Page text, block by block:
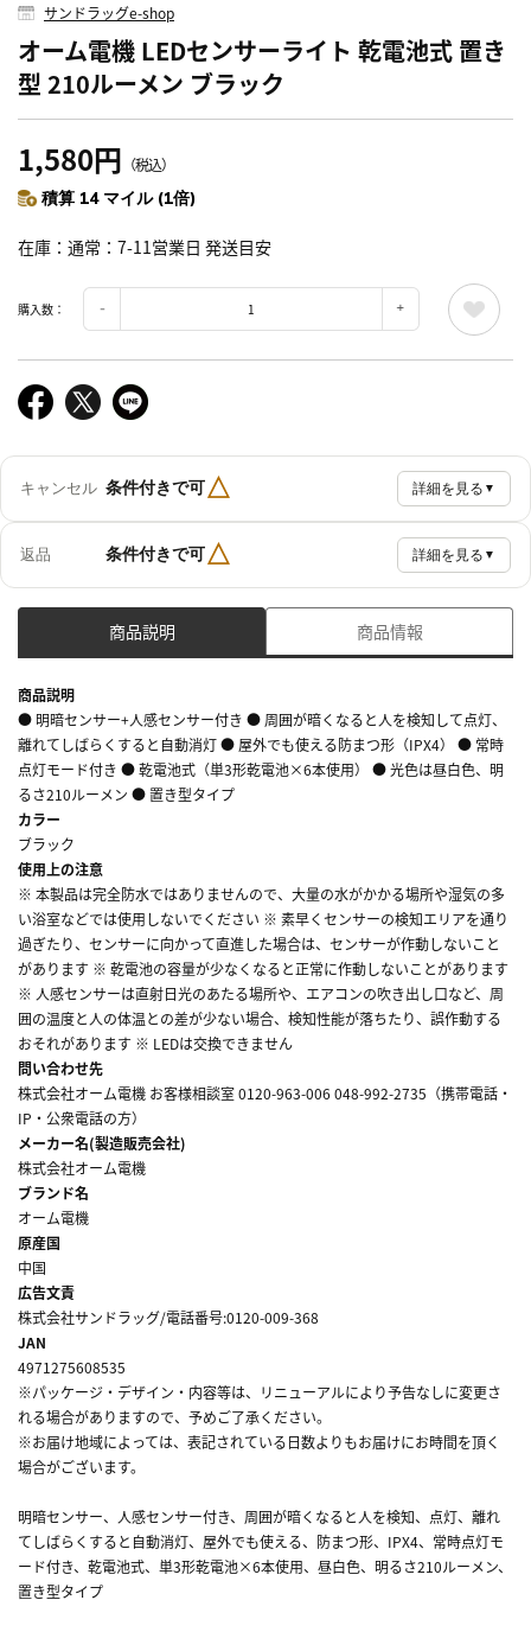
サンドラッグe-shop
オーム電機 LEDセンサーライト 乾電池式 置き
型 210ルーメン ブラック
1,580円 （税込）
積算 14 マイル (1倍)
在庫 通常：7-11営業日 発送目安
購入数：
キャンセル 条件付きで可△ 詳細を見る ▼
返品 条件付きで可△ 詳細を見る ▼
商品説明 商品情報
商品説明
● 明暗センサー+人感センサー付き ● 周囲が暗くなると人を検知して点灯、
離れてしばらくすると自動消灯 ● 屋外でも使える防まつ形（IPX4） ● 常時
点灯モード付き ● 乾電池式（単3形乾電池×6本使用） ● 光色は昼白色、明
るさ210ルーメン ● 置き型タイプ
カラー
ブラック
使用上の注意
※ 本製品は完全防水ではありませんので、大量の水がかかる場所や湿気の多
い浴室などでは使用しないでください ※ 素早くセンサーの検知エリアを通り
過ぎたり、センサーに向かって直進した場合は、センサーが作動しないこと
があります ※ 乾電池の容量が少なくなると正常に作動しないことがあります
※ 人感センサーは直射日光のあたる場所や、エアコンの吹き出し口など、周
囲の温度と人の体温との差が少ない場合、検知性能が落ちたり、誤作動する
おそれがあります ※ LEDは交換できません
問い合わせ先
株式会社オーム電機 お客様相談室 0120-963-006 048-992-2735（携帯電話・
IP・公衆電話の方）
メーカー名(製造販売会社)
株式会社オーム電機
ブランド名
オーム電機
原産国
中国
広告文責
株式会社サンドラッグ/電話番号:0120-009-368
JAN
4971275608535
※パッケージ・デザイン・内容等は、リニューアルにより予告なしに変更さ
れる場合がありますので、予めご了承ください。
※お届け地域によっては、表記されている日数よりもお届けにお時間を頂く
場合がございます。
明暗センサー、人感センサー付き、周囲が暗くなると人を検知、点灯、離れ
てしばらくすると自動消灯、屋外でも使える、防まつ形、IPX4、常時点灯モ
ード付き、乾電池式、単3形乾電池×6本使用、昼白色、明るさ210ルーメン、
置き型タイプ